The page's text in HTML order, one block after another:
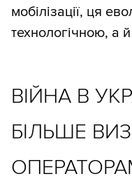
мобілізації, ця
технологічною, а
ВІЙНА В
БІЛЬШЕ